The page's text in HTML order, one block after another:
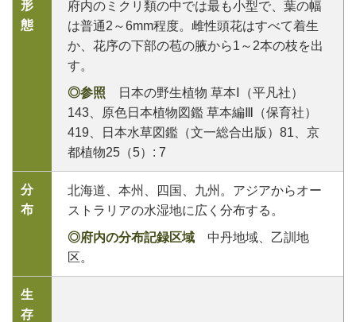
形
態
府内のミクリ類の中では最も小型で、葉の幅
は普通2～6mm程度。雌性頭花はすべて着生
か、花序の下部の苞の腋から1～2本の枝を出
す。
◎参照 日本の野生植物 草本Ⅰ（平凡社）
143、原色日本植物図鑑 草本編Ⅲ（保育社）
419、日本水草図鑑（文一総合出版）81、京
都植物25（5）: 7
分
布
北海道、本州、四国、九州。アジアからオー
ストラリアの水湿地に広く分布する。
◎府内の分布記録区域 中丹地域、乙訓地
区。
生
存